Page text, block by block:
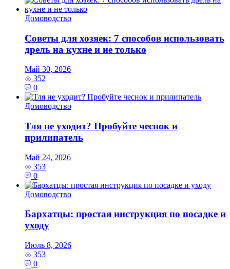
Домоводство
Советы для хозяек: 7 способов использовать
дрель на кухне и не только
Май 30, 2026
352
0
Домоводство
Тля не уходит? Пробуйте чеснок и
прилипатель
Май 24, 2026
353
0
Домоводство
Бархатцы: простая инструкция по посадке и
уходу
Июль 8, 2026
353
0